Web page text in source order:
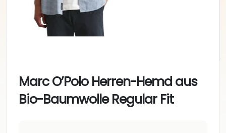
Marc O’Polo Herren-Hemd aus
Bio-Baumwolle Regular Fit